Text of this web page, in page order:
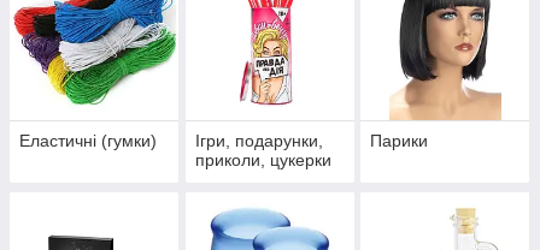
Еластичні (гумки)
Ігри, подарунки,
приколи, цукерки
Парики